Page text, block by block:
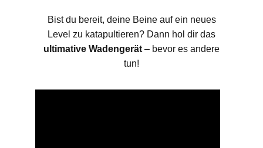
Bist du bereit, deine Beine auf ein neues
Level zu katapultieren? Dann hol dir das
ultimative Wadengerät – bevor es andere
tun!